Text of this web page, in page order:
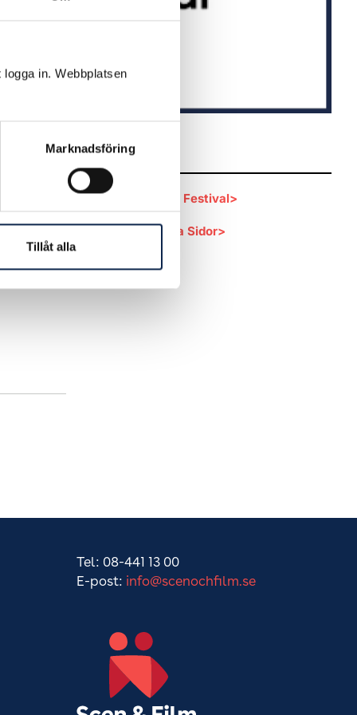
in. Webbplatsen
Marknadsföring
Tillåt alla
Länkar
Göteborg Film Festival>
Ansök på Mina Sidor>
Tel: 08-441 13 00
E-post: info@scenochfilm.se